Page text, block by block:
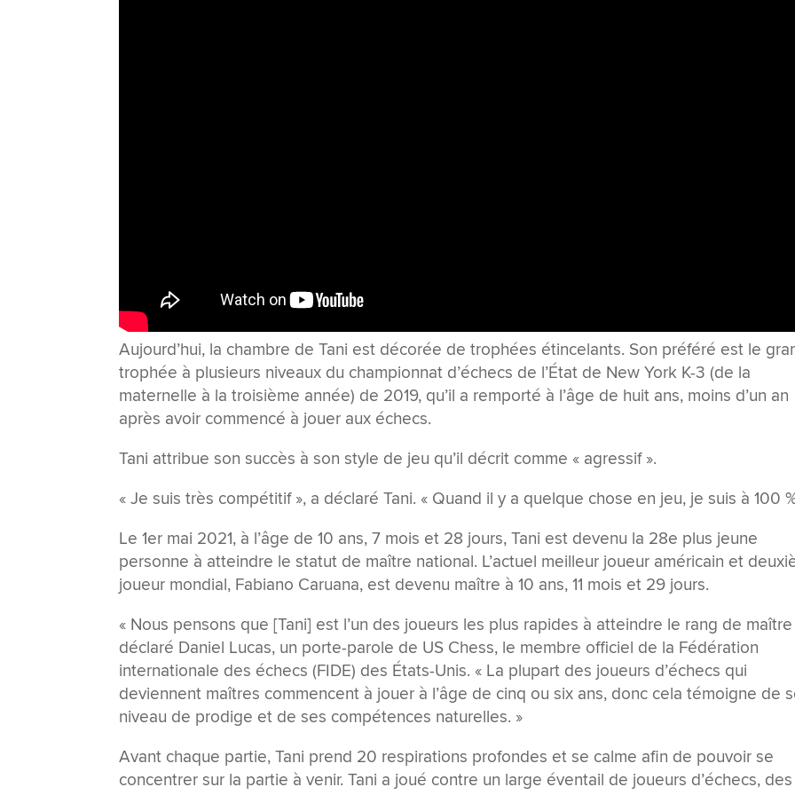
Aujourd’hui, la chambre de Tani est décorée de trophées étincelants. Son préféré est le
trophée à plusieurs niveaux du championnat d’échecs de l’État de New York K-3 (de la
maternelle à la troisième année) de 2019, qu’il a remporté à l’âge de huit ans, moins d’un an
après avoir commencé à jouer aux échecs.
Tani attribue son succès à son style de jeu qu’il décrit comme « agressif ».
« Je suis très compétitif », a déclaré Tani. « Quand il y a quelque chose en jeu, je suis à 100
Le 1er mai 2021, à l’âge de 10 ans, 7 mois et 28 jours, Tani est devenu la 28e plus jeune
personne à atteindre le statut de maître national. L’actuel meilleur joueur américain et
joueur mondial, Fabiano Caruana, est devenu maître à 10 ans, 11 mois et 29 jours.
« Nous pensons que [Tani] est l’un des joueurs les plus rapides à atteindre le rang de maître
déclaré Daniel Lucas, un porte-parole de US Chess, le membre officiel de la Fédération
internationale des échecs (FIDE) des États-Unis. « La plupart des joueurs d’échecs qui
deviennent maîtres commencent à jouer à l’âge de cinq ou six ans, donc cela témoigne de
niveau de prodige et de ses compétences naturelles. »
Avant chaque partie, Tani prend 20 respirations profondes et se calme afin de pouvoir se
concentrer sur la partie à venir. Tani a joué contre un large éventail de joueurs d’échecs, des